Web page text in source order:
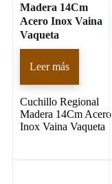
Madera 14Cm
Acero Inox Vaina
Vaqueta
Leer más
Cuchillo Regional
Madera 14Cm Acero
Inox Vaina Vaqueta